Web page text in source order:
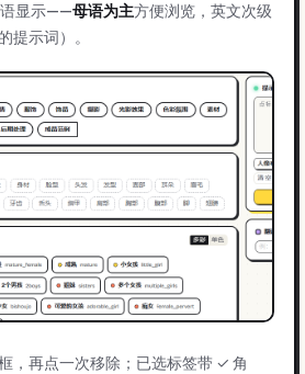
显示——母语为主方便浏览，英文次级
提示词）。
，再点一次移除；已选标签带 ✓ 角